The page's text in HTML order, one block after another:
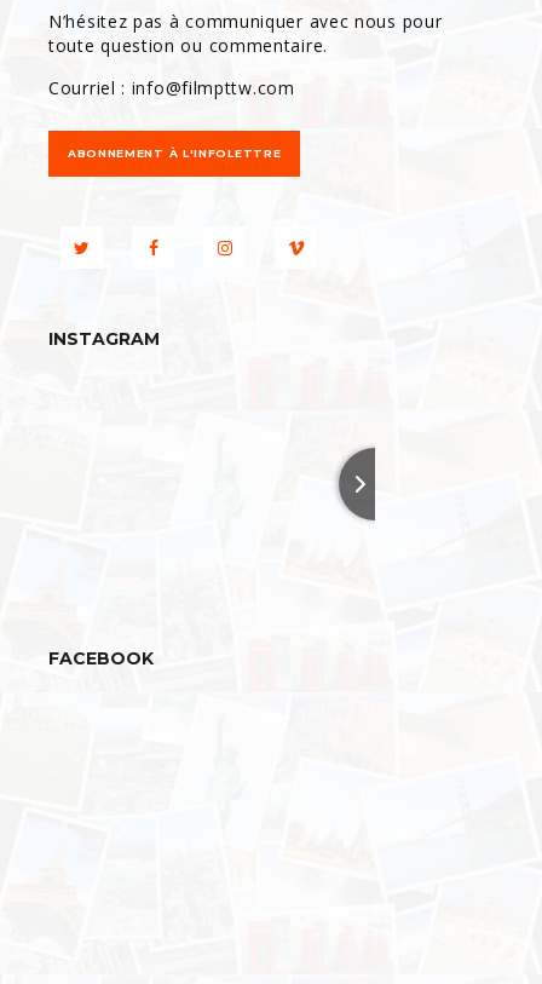
N’hésitez pas à communiquer avec nous pour
toute question ou commentaire.
Courriel : info@filmpttw.com
ABONNEMENT À L'INFOLETTRE
INSTAGRAM
FACEBOOK